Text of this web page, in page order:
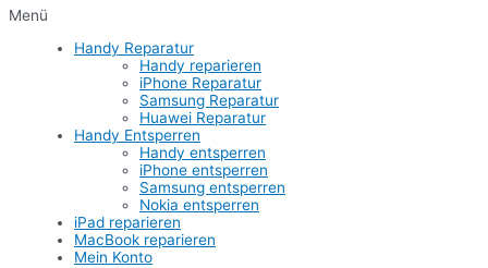
Menü
Handy Reparatur
Handy reparieren
iPhone Reparatur
Samsung Reparatur
Huawei Reparatur
Handy Entsperren
Handy entsperren
iPhone entsperren
Samsung entsperren
Nokia entsperren
iPad reparieren
MacBook reparieren
Mein Konto